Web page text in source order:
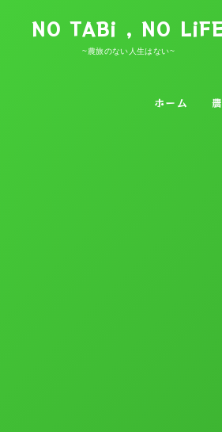
NO TABi , NO
~農旅のない人生はない~
ホーム